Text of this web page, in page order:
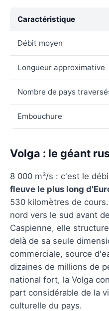
Caractéristique
Débit moyen
Longueur approximative
Nombre de pays
Embouchure
Volga : le géant
8 000 m³/s : c'est le
fleuve le plus long
530 kilomètres de
nord vers le sud avant
Caspienne, elle
delà de sa seule
commerciale, source
dizaines de millions de
national fort, la Volga
part considérable de la
culturelle du pays.